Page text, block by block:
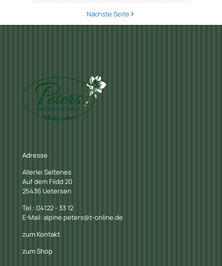
Nächste Seite
Adresse
Allerlei Seltenes
Auf dem Flidd 20
25436 Uetersen
Tel.: 04122 - 33 12
E-Mail: alpine.peters@t-online.de
zum Kontakt
zum Shop